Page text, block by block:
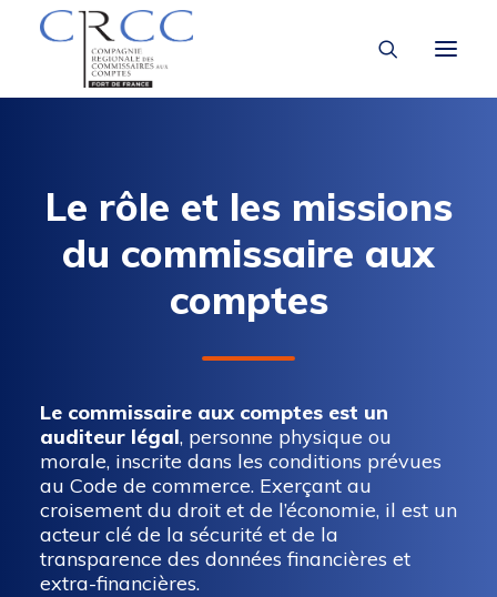
DÉCOUVRIR LA PROFESSION
À LA UNE
VOUS ÊTES ÉTUDIANT
Le rôle et les missions
du commissaire aux
comptes
Le commissaire aux comptes est un
auditeur légal, personne physique ou
morale, inscrite dans les conditions prévues
au Code de commerce. Exerçant au
croisement du droit et de l’économie, il est un
acteur clé de la sécurité et de la
transparence des données financières et
extra-financières.